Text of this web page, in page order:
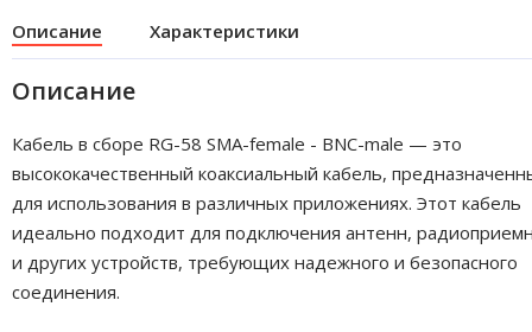
Описание Характеристики
Описание
Кабель в сборе RG-58 SMA-female - BNC-male — это
высококачественный коаксиальный кабель,
для использования в различных приложениях. Этот кабель
идеально подходит для подключения антенн,
и других устройств, требующих надежного и безопасного
соединения.